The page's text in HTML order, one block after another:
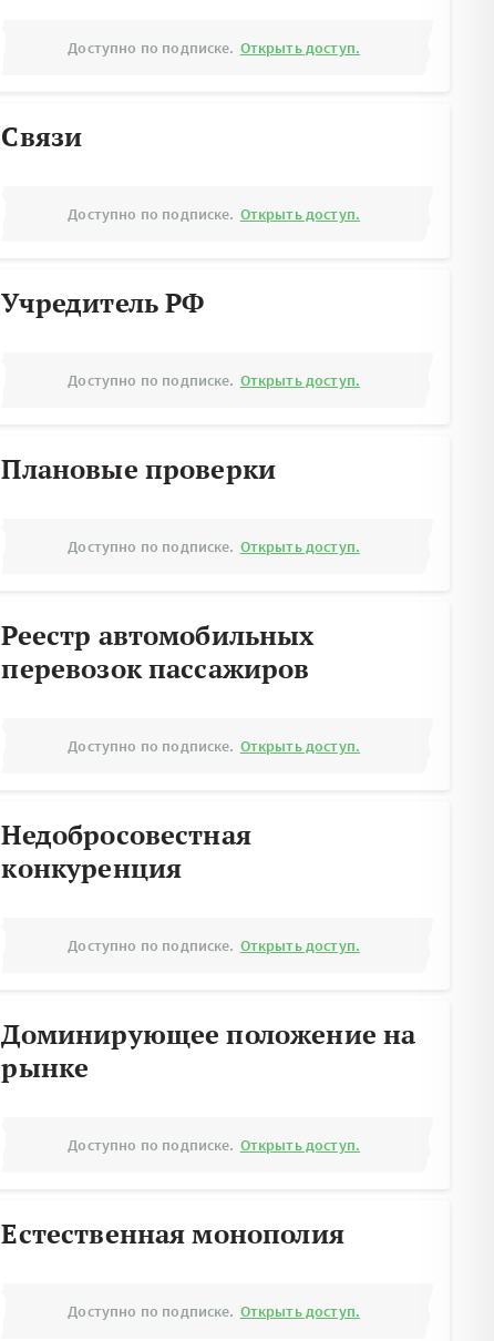
Доступно по подписке. Открыть доступ.
Связи
Доступно по подписке. Открыть доступ.
Учредитель РФ
Доступно по подписке. Открыть доступ.
Плановые проверки
Доступно по подписке. Открыть доступ.
Реестр автомобильных
перевозок пассажиров
Доступно по подписке. Открыть доступ.
Недобросовестная
конкуренция
Доступно по подписке. Открыть доступ.
Доминирующее положение на
рынке
Доступно по подписке. Открыть доступ.
Естественная монополия
Доступно по подписке. Открыть доступ.